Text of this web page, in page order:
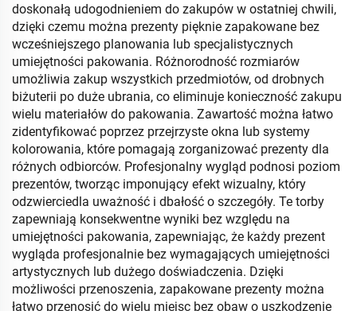
doskonałą udogodnieniem do zakupów w ostatniej chwili,
dzięki czemu można prezenty pięknie zapakowane bez
wcześniejszego planowania lub specjalistycznych
umiejętności pakowania. Różnorodność rozmiarów
umożliwia zakup wszystkich przedmiotów, od drobnych
biżuterii po duże ubrania, co eliminuje konieczność zakupu
wielu materiałów do pakowania. Zawartość można łatwo
zidentyfikować poprzez przejrzyste okna lub systemy
kolorowania, które pomagają zorganizować prezenty dla
różnych odbiorców. Profesjonalny wygląd podnosi poziom
prezentów, tworząc imponujący efekt wizualny, który
odzwierciedla uważność i dbałość o szczegóły. Te torby
zapewniają konsekwentne wyniki bez względu na
umiejętności pakowania, zapewniając, że każdy prezent
wygląda profesjonalnie bez wymagających umiejętności
artystycznych lub dużego doświadczenia. Dzięki
możliwości przenoszenia, zapakowane prezenty można
łatwo przenosić do wielu miejsc bez obaw o uszkodzenie